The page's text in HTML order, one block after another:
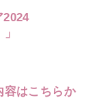
2024
容はこちらか